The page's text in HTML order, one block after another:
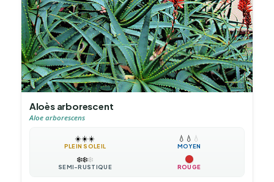
Aloès arborescent
Aloe arborescens
☀️☀️☀️
PLEIN SOLEIL
💧 💧 💧
MOYEN
❄️❄️❄️
SEMI-RUSTIQUE ROUGE